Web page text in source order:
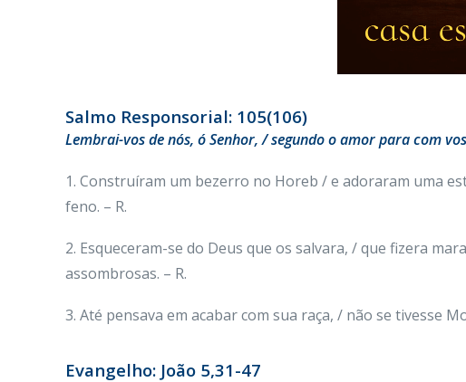
Salmo Responsorial: 105(106)
Lembrai-vos de nós, ó Senhor, / segundo o amor para com
1. Construíram um bezerro no Horeb / e adoraram uma
feno. – R.
2. Esqueceram-se do Deus que os salvara, / que fizera
assombrosas. – R.
3. Até pensava em acabar com sua raça, / não se tivesse
Evangelho: João 5,31-47